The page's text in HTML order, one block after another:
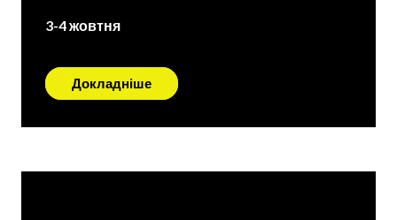
3-4 жовтня
Докладніше